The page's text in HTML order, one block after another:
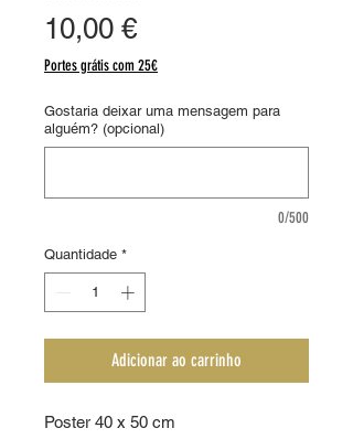
10,00 €Preço
Portes grátis com 25€
Gostaria deixar uma mensagem para
alguém? (opcional)
0/500
Quantidade *
Adicionar ao carrinho
Poster 40 x 50 cm